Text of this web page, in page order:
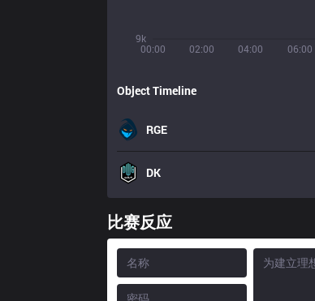
00:00 02:00 04:00 06:00
9k
Object Timeline
RGE
DK
比赛反应